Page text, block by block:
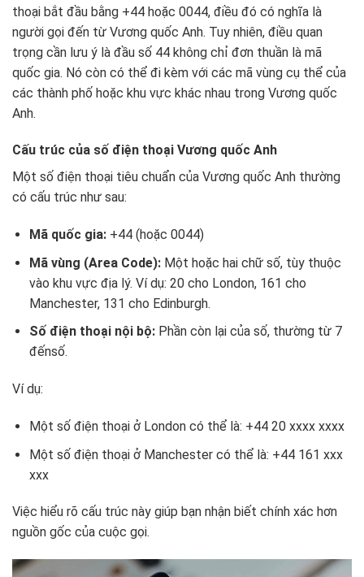
thoại bắt đầu bằng +44 hoặc 0044, điều đó có nghĩa là
người gọi đến từ Vương quốc Anh. Tuy nhiên, điều quan
trọng cần lưu ý là đầu số 44 không chỉ đơn thuần là mã
quốc gia. Nó còn có thể đi kèm với các mã vùng cụ thể của
các thành phố hoặc khu vực khác nhau trong Vương quốc
Anh.
Cấu trúc của số điện thoại Vương quốc Anh
Một số điện thoại tiêu chuẩn của Vương quốc Anh thường
có cấu trúc như sau:
Mã quốc gia:+44 (hoặc 0044)
Mã vùng (Area Code):Một hoặc hai chữ số, tùy thuộc
vào khu vực địa lý. Ví dụ: 20 cho London, 161 cho
Manchester, 131 cho Edinburgh.
Số điện thoại nội bộ:Phần còn lại của số, thường từ 7
đếnsố.
Ví dụ:
Một số điện thoại ở London có thể là: +44 20 xxxx xxxx
Một số điện thoại ở Manchester có thể là: +44 161 xxx
xxx
Việc hiểu rõ cấu trúc này giúp bạn nhận biết chính xác hơn
nguồn gốc của cuộc gọi.